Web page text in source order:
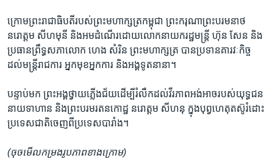
ក្រោម​ព្រះ​រាជាធិបតី​របស់ព្រះ​មហាក្សត្រ​កម្ពុជា ព្រះ​ករុណា​ព្រះ​បរមនាថ​
នរោត្តម​ សីហមុនី​ និង​អម​ដំណើរ​ដោយ​លោក​នាយក​រដ្ឋ​មន្ត្រី ហ៊ុន សែន និង
ប្រធាន​ព្រឹទ្ធ​សភា​លោក ​ហេង សំរិន ព្រះមហាក្សត្រ បានប្រទាន​គារវៈកិច្ច​
ដល់​មន្ត្រី​រាជការ​ អ្នក​មុខ​អ្នក​ការ និង​អង្គ​ទូត​នានា។
បន្ទាប់​មក ព្រះ​អង្គ​ថ្វាយ​ភ្លើង​ជ័យ​ដើម្បី​រំលឹក​ដល់​វីរភាព​អង់អាច​របស់​យុទ្ធជន
នាយទាហាន និង​ព្រះ​បរម​រតន​កោដ្ឋ នរោត្តម សីហនុ​ ក្នុង​បុព្វហេតុ​តស៊ូ​រំដោះ​
ប្រទេស​ជាតិ​ចេញ​ពី​ប្រទេស​បារាំង។
(ចុចមើលកម្រងរូបភាពខាងក្រោម)